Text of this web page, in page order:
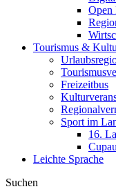
Open
Tourismus &
Freizeitbus
Sport im
16.
Leichte Sprache
Suchen